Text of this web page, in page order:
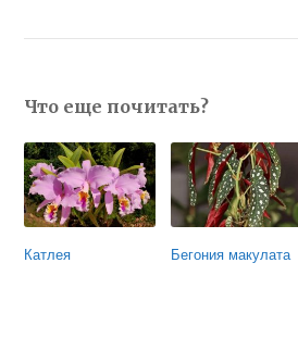
Что еще почитать?
Катлея Бегония макулата